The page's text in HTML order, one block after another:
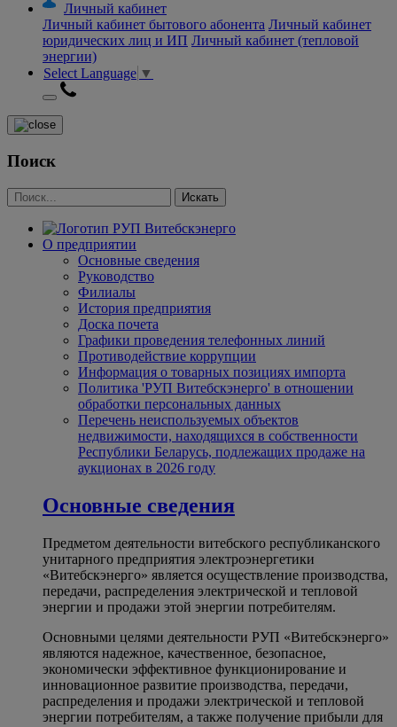
Личный кабинет
Личный кабинет бытового абонента Личный кабинет
юридических лиц и ИП Личный кабинет (тепловой
энергии)
Select Language ▼
Поиск
О предприятии
Основные сведения
Руководство
Филиалы
История предприятия
Доска почета
Графики проведения телефонных линий
Противодействие коррупции
Информация о товарных позициях импорта
Политика 'РУП Витебскэнерго' в отношении
обработки персональных данных
Перечень неиспользуемых объектов
недвижимости, находящихся в собственности
Республики Беларусь, подлежащих продаже на
аукционах в 2026 году
Основные сведения
Предметом деятельности витебского республиканского
унитарного предприятия электроэнергетики
«Витебскэнерго» является осуществление производства,
передачи, распределения электрической и тепловой
энергии и продажи этой энергии потребителям.
Основными целями деятельности РУП «Витебскэнерго»
являются надежное, качественное, безопасное,
экономически эффективное функционирование и
инновационное развитие производства, передачи,
распределения и продажи электрической и тепловой
энергии потребителям, а также получение прибыли для